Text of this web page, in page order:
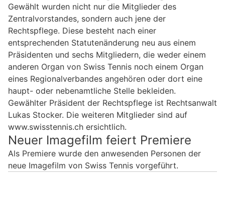
Gewählt wurden nicht nur die Mitglieder des
Zentralvorstandes, sondern auch jene der
Rechtspflege. Diese besteht nach einer
entsprechenden Statutenänderung neu aus einem
Präsidenten und sechs Mitgliedern, die weder einem
anderen Organ von Swiss Tennis noch einem Organ
eines Regionalverbandes angehören oder dort eine
haupt- oder nebenamtliche Stelle bekleiden.
Gewählter Präsident der Rechtspflege ist Rechtsanwalt
Lukas Stocker. Die weiteren Mitglieder sind auf
www.swisstennis.ch ersichtlich.
Neuer Imagefilm feiert Premiere
Als Premiere wurde den anwesenden Personen der
neue Imagefilm von Swiss Tennis vorgeführt.